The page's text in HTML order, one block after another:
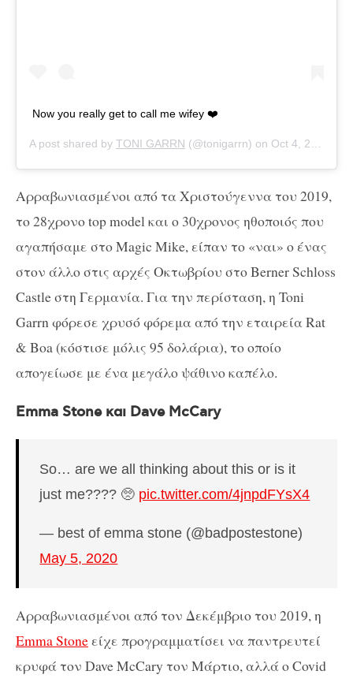
Now you really get to call me wifey ❤️
A post shared by TONI GARRN (@tonigarrn) on Oct 4, 2020 at 11:00am PDT
Αρραβωνιασμένοι από τα Χριστούγεννα του 2019,
το 28χρονο top model και ο 30χρονος ηθοποιός που
αγαπήσαμε στο Magic Mike, είπαν το «ναι» ο ένας
στον άλλο στις αρχές Οκτωβρίου στο Berner Schloss
Castle στη Γερμανία. Για την περίσταση, η Toni
Garrn φόρεσε χρυσό φόρεμα από την εταιρεία Rat
& Boa (κόστισε μόλις 95 δολάρια), το οποίο
απογείωσε με ένα μεγάλο ψάθινο καπέλο.
Emma Stone και Dave McCary
So… are we all thinking about this or is it
just me???? 🥺 pic.twitter.com/4jnpdFYsX4
— best of emma stone (@badpostestone)
May 5, 2020
Αρραβωνιασμένοι από τον Δεκέμβριο του 2019, η
Emma Stoneείχε προγραμματίσει να παντρευτεί
κρυφά τον Dave McCary τον Μάρτιο, αλλά ο Covid